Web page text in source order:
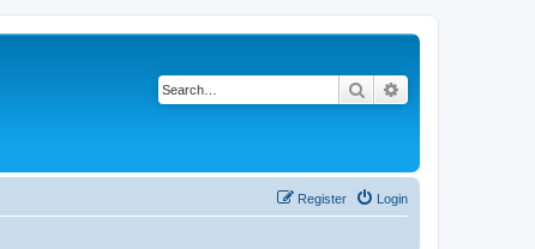
Search
Login
Register